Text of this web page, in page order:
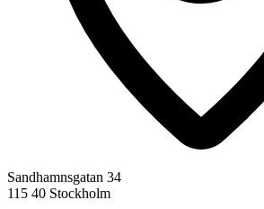
Sandhamnsgatan 34
115 40 Stockholm